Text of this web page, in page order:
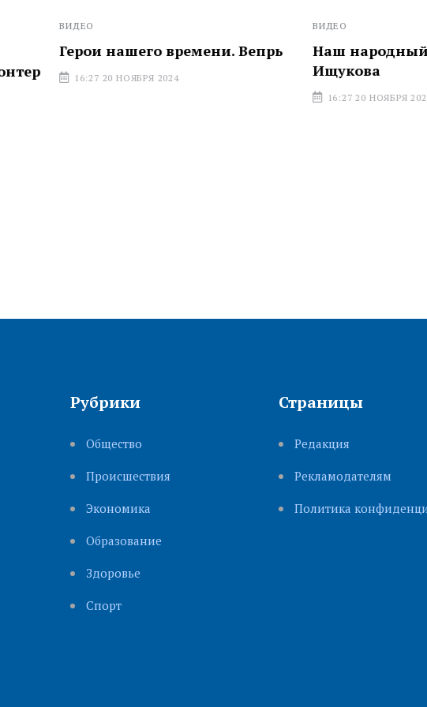
Герои нашего времени. Вепрь
16:27 20 НОЯБРЯ 2024
Наш народный полк.
Ищукова
16:27 20 НОЯБРЯ 2024
Рубрики
Общество
Происшествия
Экономика
Образование
Здоровье
Cпорт
Страницы
Редакция
Рекламодателям
Политика